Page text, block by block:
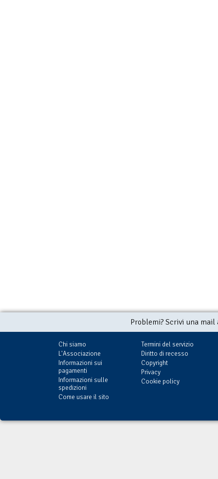
Problemi? Scrivi una
Chi siamo
L'Associazione
Informazioni sui
pagamenti
Informazioni sulle
spedizioni
Come usare il sito
Termini del servizio
Diritto di recesso
Copyright
Privacy
Cookie policy